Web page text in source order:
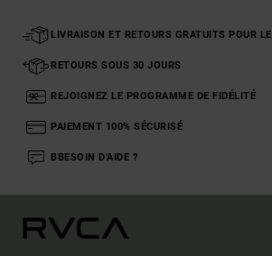
LIVRAISON ET RETOURS GRATUITS POUR
RETOURS SOUS 30 JOURS
REJOIGNEZ LE PROGRAMME DE FIDÉLITÉ
PAIEMENT 100% SÉCURISÉ
BBESOIN D'AIDE ?